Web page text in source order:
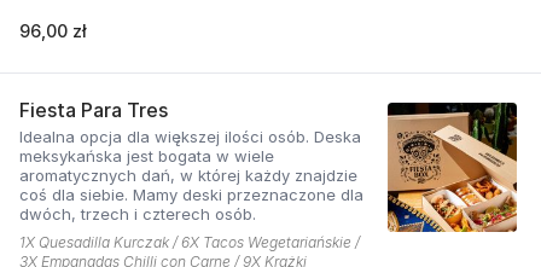
96,00 zł
Fiesta Para Tres
Idealna opcja dla większej ilości osób. Deska
meksykańska jest bogata w wiele
aromatycznych dań, w której każdy znajdzie
coś dla siebie. Mamy deski przeznaczone dla
dwóch, trzech i czterech osób.
1X Quesadilla Kurczak / 6X Tacos Wegetariańskie /
3X Empanadas Chilli con Carne / 9X Krążki